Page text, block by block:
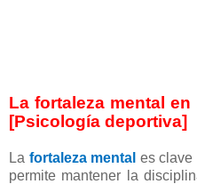
La fortaleza mental
[Psicología deportiva]
La fortaleza mental es clave
permite mantener la